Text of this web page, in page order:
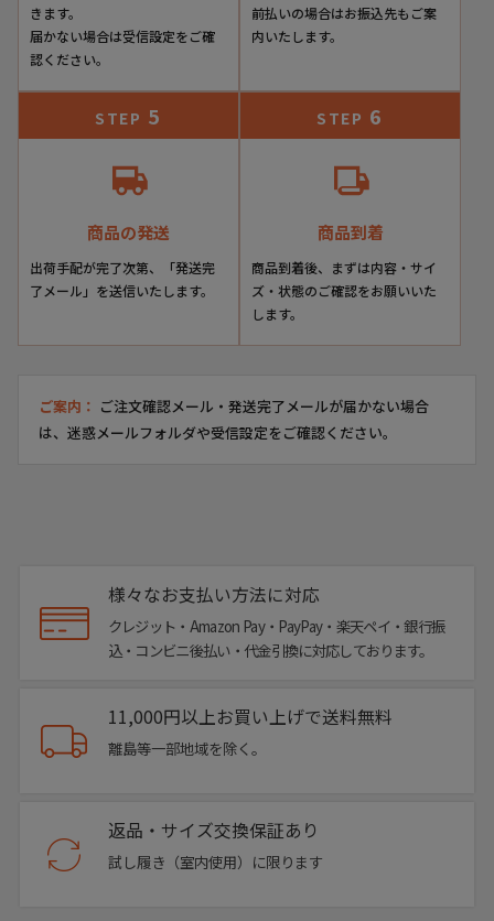
きます。
届かない場合は受信設定をご確
認ください。
前払いの場合はお振込先もご案
内いたします。
STEP 5
商品の発送
出荷手配が完了次第、「発送完
了メール」を送信いたします。
STEP 6
商品到着
商品到着後、まずは内容・サイ
ズ・状態のご確認をお願いいた
します。
ご案内： ご注文確認メール・発送完了メールが届かない場合
は、迷惑メールフォルダや受信設定をご確認ください。
様々なお支払い方法に対応
クレジット・Amazon Pay・PayPay・楽天ペイ・銀行振
込・コンビニ後払い・代金引換に対応しております。
11,000円以上お買い上げで送料無料
離島等一部地域を除く。
返品・サイズ交換保証あり
試し履き（室内使用）に限ります